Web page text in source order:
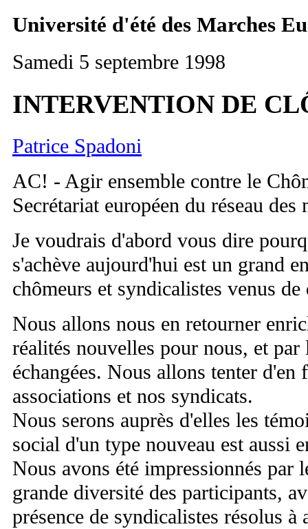
Université d'été des Marches
Samedi 5 septembre 1998
INTERVENTION DE
Patrice Spadoni
AC! - Agir ensemble contre le
Secrétariat européen du réseau des
Je voudrais d'abord vous dire
s'achève aujourd'hui est un grand
chômeurs et syndicalistes venus
Nous allons nous en retourner
réalités nouvelles pour nous, et
échangées. Nous allons tenter
associations et nos syndicats.
Nous serons auprès d'elles les
social d'un type nouveau est aussi
Nous avons été impressionnés par
grande diversité des participants,
présence de syndicalistes résolus